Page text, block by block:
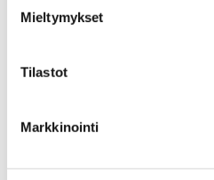
Mieltymykset
Tilastot
Markkinointi
Joulukuu (1)
Lokakuu (1)